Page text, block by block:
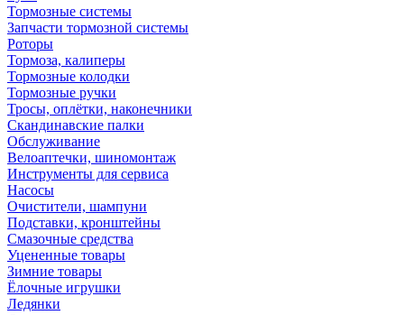
Тормозные системы
Запчасти тормозной системы
Роторы
Тормоза, калиперы
Тормозные колодки
Тормозные ручки
Тросы, оплётки, наконечники
Скандинавские палки
Обслуживание
Велоаптечки, шиномонтаж
Инструменты для сервиса
Насосы
Очистители, шампуни
Подставки, кронштейны
Смазочные средства
Уцененные товары
Зимние товары
Ёлочные игрушки
Ледянки